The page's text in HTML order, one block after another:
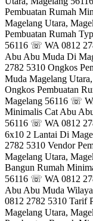
Pembuatan Rumah
Magelang Utara,
Pembuatan Rumah
56116 ☏ WA 0812
Abu Abu Muda Di
2782 5310 Ongkos
Muda Magelang
Ongkos Pembuatan
Magelang 56116 ☏
Minimalis Cat Abu
56116 ☏ WA 0812
6x10 2 Lantai Di
2782 5310 Vendor
Magelang Utara,
Bangun Rumah
56116 ☏ WA 0812
Abu Abu Muda
0812 2782 5310 Tarif
Magelang Utara,